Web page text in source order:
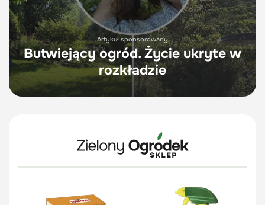
Artykuł sponsorowany
Butwiejący ogród. Życie ukryte w
rozkładzie